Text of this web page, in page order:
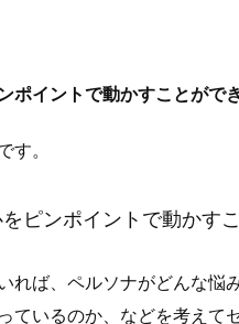
ポイントで動かすことがで
す。
をピンポイントで動かす
れば、ペルソナがどんな悩
ているのか、などを考えて